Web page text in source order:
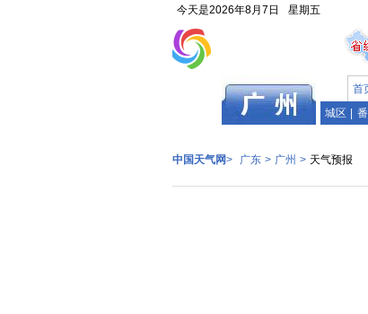
今天是2026年8月7日 星期五
首
城区
中国天气网> 广东 > 广州 > 天气预报